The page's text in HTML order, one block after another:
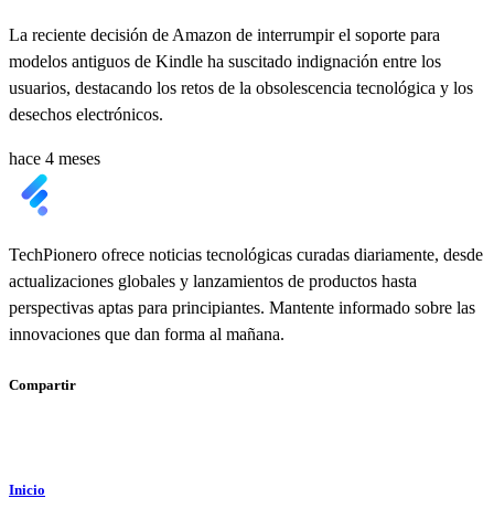
La reciente decisión de Amazon de interrumpir el soporte para
modelos antiguos de Kindle ha suscitado indignación entre los
usuarios, destacando los retos de la obsolescencia tecnológica y los
desechos electrónicos.
hace 4 meses
TechPionero ofrece noticias tecnológicas curadas diariamente, desde
actualizaciones globales y lanzamientos de productos hasta
perspectivas aptas para principiantes. Mantente informado sobre las
innovaciones que dan forma al mañana.
Compartir
Inicio